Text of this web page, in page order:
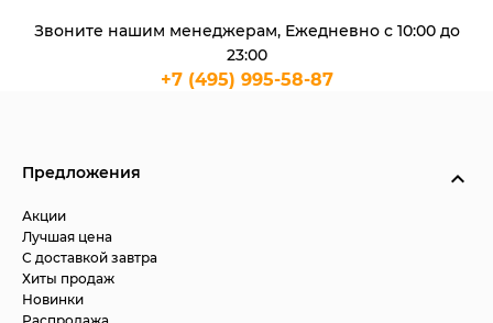
Звоните нашим менеджерам, Ежедневно с 10:00 до
23:00
+7 (495) 995-58-87
Предложения
Акции
Лучшая цена
С доставкой завтра
Хиты продаж
Новинки